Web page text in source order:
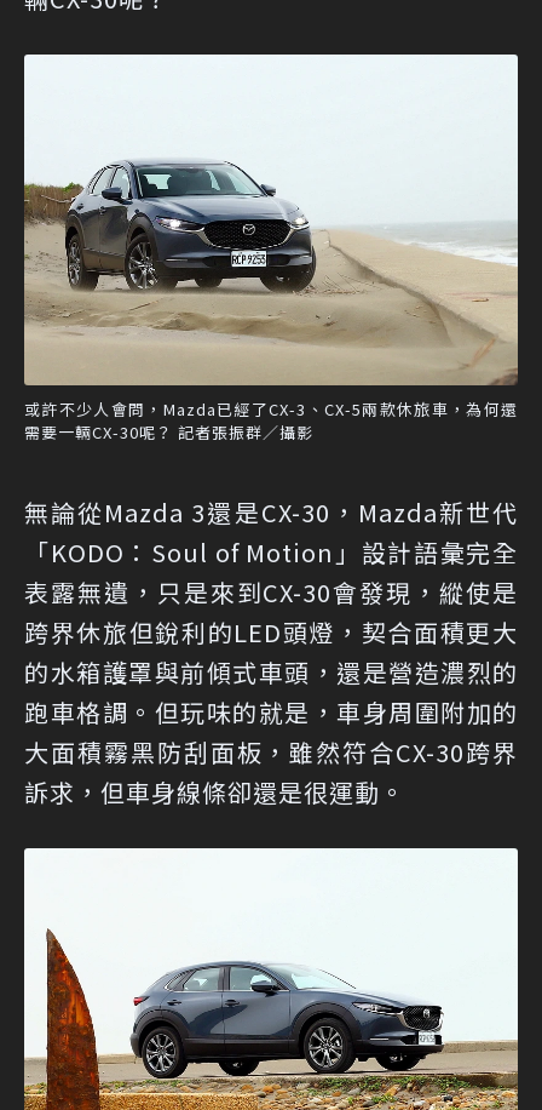
或許不少人會問，Mazda已經了CX-3、CX-5兩款休旅車，為何還
需要一輛CX-30呢？ 記者張振群／攝影
無論從Mazda 3還是CX-30，Mazda新世代
「KODO：Soul of Motion」設計語彙完全
表露無遺，只是來到CX-30會發現，縱使是
跨界休旅但銳利的LED頭燈，契合面積更大
的水箱護罩與前傾式車頭，還是營造濃烈的
跑車格調。但玩味的就是，車身周圍附加的
大面積霧黑防刮面板，雖然符合CX-30跨界
訴求，但車身線條卻還是很運動。